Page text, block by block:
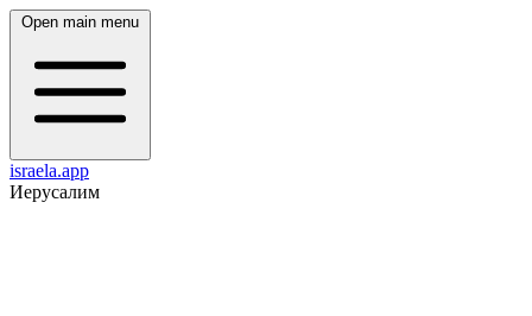
Open main menu
israela.app
Иерусалим